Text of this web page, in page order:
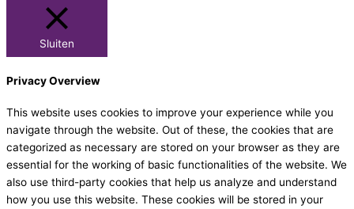
Sluiten
Privacy Overview
This website uses cookies to improve your experience while you
navigate through the website. Out of these, the cookies that are
categorized as necessary are stored on your browser as they are
essential for the working of basic functionalities of the website. We
also use third-party cookies that help us analyze and understand
how you use this website. These cookies will be stored in your